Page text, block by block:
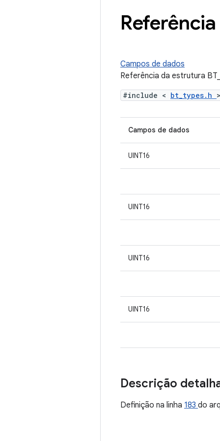
Campos de dados
Referência da estrutura
#include < bt_types.h
Campos de dados
UINT16
UINT16
UINT16
UINT16
Descrição
Definição na linha 183 do